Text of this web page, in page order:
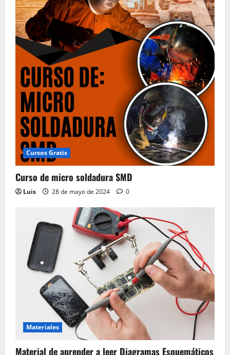
Cursos Gratis
Curso de micro soldadura SMD
Luis 28 de mayo de 2024 0
Materiales
Material de aprender a leer Diagramas Esquemáticos